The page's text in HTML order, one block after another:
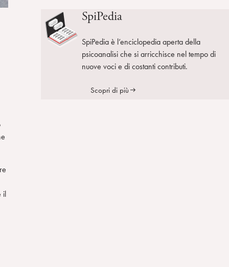
SpiPedia
SpiPedia è l’enciclopedia aperta della
psicoanalisi che si arricchisce nel tempo di
nuove voci e di costanti contributi.
Scopri di più